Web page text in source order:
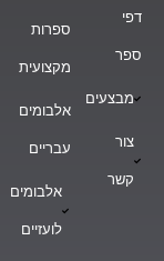
דפי
ספר
מבצעים
צור
קשר
ספרות
מקצועית
אלבומים
עבריים
אלבומים
לועזיים